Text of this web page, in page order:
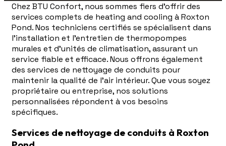
Chez BTU Confort, nous sommes fiers d'offrir des
services complets de heating and cooling à Roxton
Pond. Nos techniciens certifiés se spécialisent dans
l'installation et l'entretien de thermopompes
murales et d'unités de climatisation, assurant un
service fiable et efficace. Nous offrons également
des services de nettoyage de conduits pour
maintenir la qualité de l'air intérieur. Que vous soyez
propriétaire ou entreprise, nos solutions
personnalisées répondent à vos besoins
spécifiques.
Services de nettoyage de conduits à Roxton